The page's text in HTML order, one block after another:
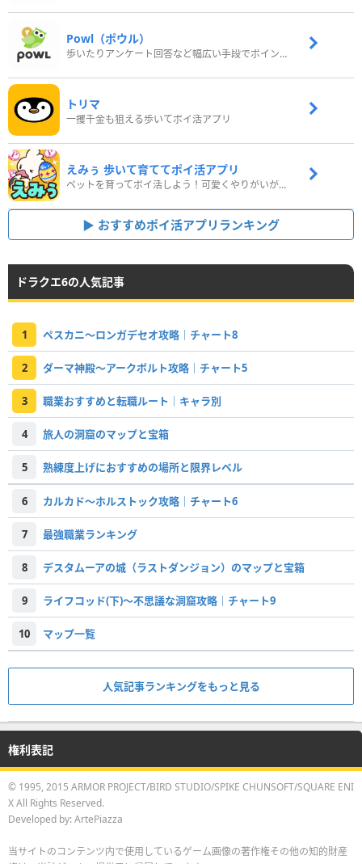
Powl（ポウル）
歩いたりアンケート回答など幅広い手段でポイントをゲット
トリマ
一攫千金も狙える歩いてポイ活アプリ
えみぅ 歩いて育ててポイ活アプリ
ペットを育ってポイ活しよう！可愛くやりがいがある新感覚アプリ
おすすめポイ活アプリランキング
ドラクエ6の人気記事
1 ペスカニ〜ロンガデセオ攻略｜チャート8
2 ダーマ神殿〜アークボルト攻略｜チャート5
3 職業おすすめと転職ルート｜キャラ別
4 旅人の洞窟のマップと宝箱
5 熟練度上げにおすすめの場所と限界レベル
6 カルカド〜ホルストック攻略｜チャート6
7 最強職業ランキング
8 デスタムーアの城（ラストダンジョン）のマップと宝箱
9 ライフコッド(下)〜不思議な洞窟攻略｜チャート9
10 マップ一覧
人気記事ランキングをもっと見る
権利表記
© 1995, 2015 ARMOR PROJECT/BIRD STUDIO/SPIKE CHUNSOFT/SQUARE ENI
X All Rights Reserved.
Developed by: ArtePiazza
当サイトのコンテンツ内で使用しているゲーム画像の著作権その他の知的財産